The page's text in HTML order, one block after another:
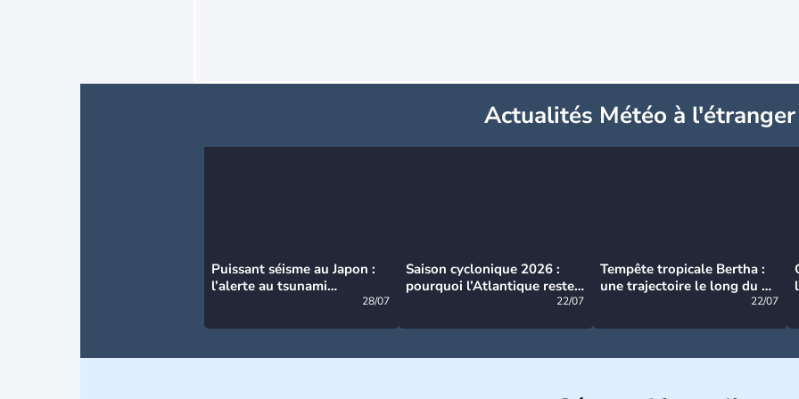
Actualités Météo à l'étranger
Puissant séisme au Japon :
l’alerte au tsunami
28/07
Saison cyclonique 2026 :
pourquoi l’Atlantique reste
22/07
Tempête tropicale Bertha :
une trajectoire le long du du
22/07